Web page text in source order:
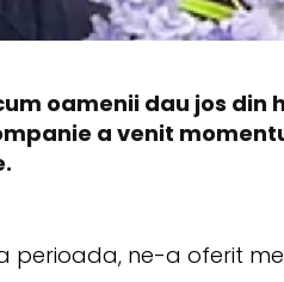
oamenii dau jos din
a venit
perioada, ne-a oferit